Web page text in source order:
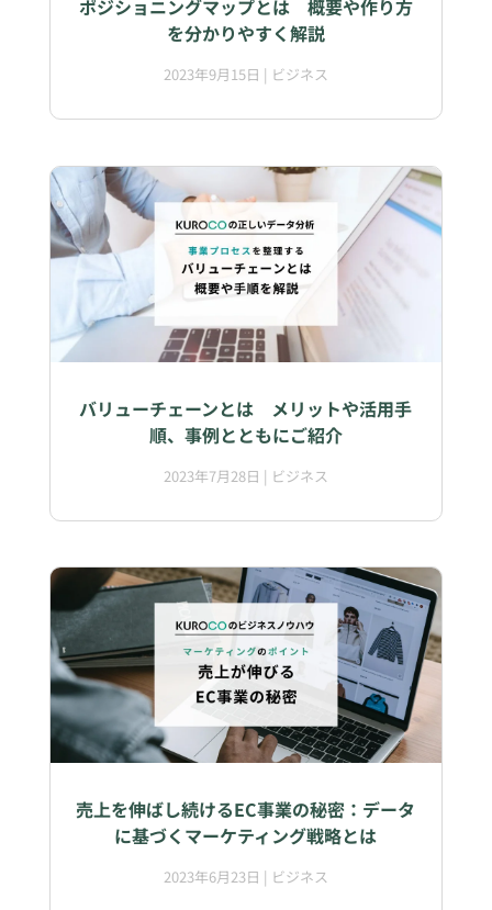
ポジショニングマップとは 概要や作り方
を分かりやすく解説
2023年9月15日 | ビジネス
バリューチェーンとは メリットや活用手
順、事例とともにご紹介
2023年7月28日 | ビジネス
売上を伸ばし続けるEC事業の秘密：データ
に基づくマーケティング戦略とは
2023年6月23日 | ビジネス